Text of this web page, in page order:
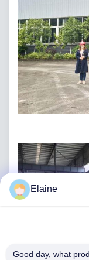
Elaine
Good day, what